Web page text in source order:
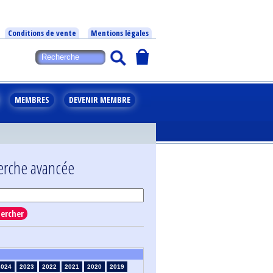
Conditions de vente Mentions légales
MEMBRES DEVENIR MEMBRE
avancée
2023 2022 2021 2020
2019